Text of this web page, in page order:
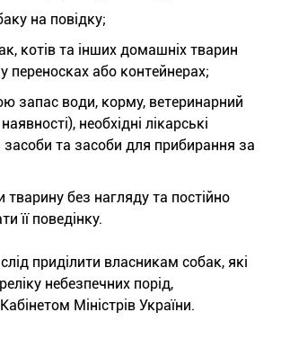
на повідку;
котів та інших домашніх тварин
переносках або контейнерах;
запас води, корму, ветеринарний
необхідні лікарські
засоби та засоби для прибирання за
тварину без нагляду та постійно
її поведінку.
приділити власникам собак, які
небезпечних порід,
Міністрів України.